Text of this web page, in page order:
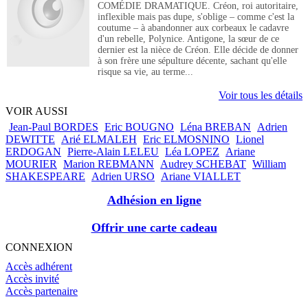
COMÉDIE DRAMATIQUE. Créon, roi autoritaire,
inflexible mais pas dupe, s'oblige – comme c'est la
coutume – à abandonner aux corbeaux le cadavre
d'un rebelle, Polynice. Antigone, la sœur de ce
dernier est la nièce de Créon. Elle décide de donner
à son frère une sépulture décente, sachant qu'elle
risque sa vie, au terme...
Voir tous les détails
VOIR AUSSI
Jean-Paul BORDES Eric BOUGNO Léna BREBAN
Adrien
DEWITTE
Arié ELMALEH Eric ELMOSNINO Lionel
ERDOGAN Pierre-Alain LELEU Léa LOPEZ
Ariane
MOURIER
Marion REBMANN Audrey SCHEBAT William
SHAKESPEARE
Adrien URSO Ariane VIALLET
Adhésion en ligne
Offrir une carte cadeau
CONNEXION
Accès adhérent
Accès invité
Accès partenaire